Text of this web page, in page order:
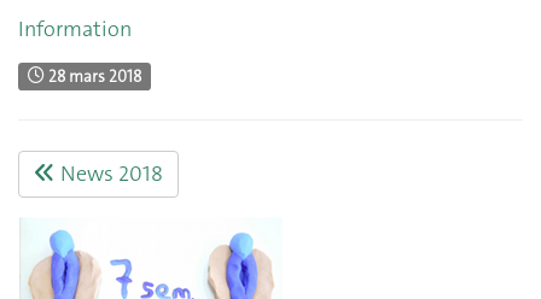
Information
28 mars 2018
News 2018